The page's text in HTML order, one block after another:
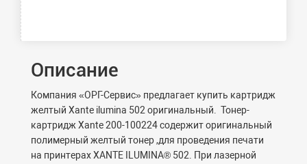
Описание
Компания «ОРГ-Сервис» предлагает купить картридж
желтый Xante ilumina 502 оригинальный. Тонер-
картридж Xante 200-100224 содержит оригинальный
полимерный желтый тонер ,для проведения печати
на принтерах XANTE ILUMINA® 502. При лазерной